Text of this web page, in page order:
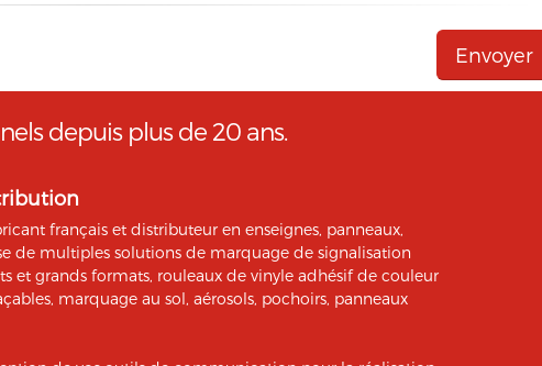
du site web,
solution marketing de référence pour l'envoi d'Emailing,
Christophe PATRY, responsable technique web et des
depuis plus de 20 ans.
français et distributeur en enseignes, panneaux,
de multiples solutions de marquage de signalisation
et grands formats, rouleaux de vinyle adhésif de couleur
marquage au sol, aérosols, pochoirs, panneaux